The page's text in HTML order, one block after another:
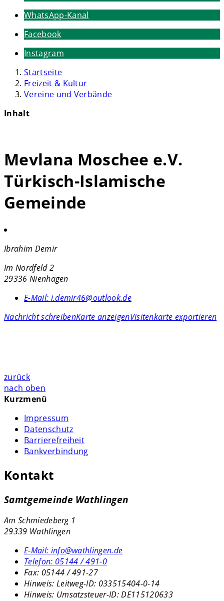
WhatsApp-Kanal
Facebook
Instagram
Startseite
Freizeit & Kultur
Vereine und Verbände
Inhalt
Mevlana Moschee e.V.
Türkisch-Islamische
Gemeinde
Ibrahim Demir
Im Nordfeld 2
29336 Nienhagen
E-Mail: i.demir46@outlook.de
Nachricht schreibenKarte anzeigenVisitenkarte exportieren
zurück
nach oben
Kurzmenü
Impressum
Datenschutz
Barrierefreiheit
Bankverbindung
Kontakt
Samtgemeinde Wathlingen
Am Schmiedeberg 1
29339 Wathlingen
E-Mail: info@wathlingen.de
Telefon: 05144 / 491-0
Fax: 05144 / 491-27
Hinweis: Leitweg-ID: 033515404-0-14
Hinweis: Umsatzsteuer-ID: DE115120633